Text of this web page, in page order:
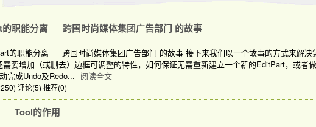
职能分离 __ 跨国时尚媒体集团广告部门 的故事
的职能分离 __ 跨国时尚媒体集团广告部门 的故事 接下来我们以一个故事的方式来解
要增加（或删去）边框可调整的特性，如何保证无需重新建立一个新的EditPart，或者
完成Undo及Redo... 阅读全文
评论(5) 推荐(0)
Tool的作用